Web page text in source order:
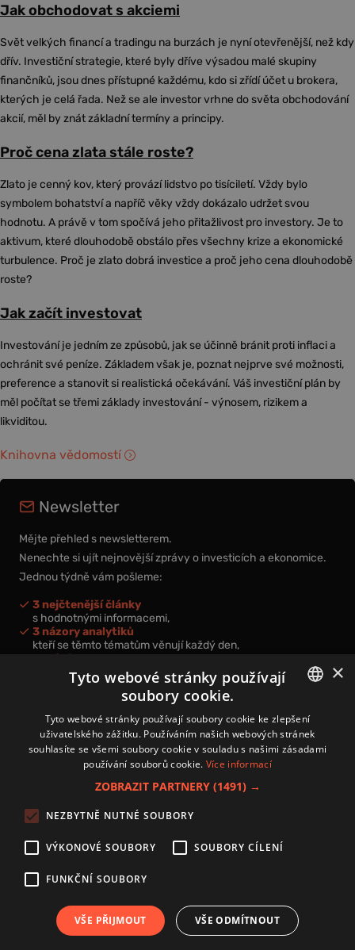
Jak obchodovat s akciemi
Svět velkých financí a tradingu na burzách je nyní otevřenější, než kdy
dřív. Investiční strategie, které byly dříve výsadou malé skupiny
finančníků, jsou dnes přístupné každému, kdo si zřídí účet u brokera,
kterých je celá řada. Než se ale investor vrhne do světa obchodování
akcií, měl by znát základní termíny a principy.
Proč cena zlata stále roste?
Zlato je cenný kov, který provází lidstvo po tisíciletí. Vždy bylo
symbolem bohatství a napříč věky vždy dokázalo udržet svou
hodnotu. A právě v tom spočívá jeho přitažlivost pro investory. Je to
aktivum, které dlouhodobě obstálo přes všechny krize a ekonomické
turbulence. Proč je zlato dobrá investice a proč jeho cena dlouhodobě
roste?
Jak začít investovat
Investování je jedním ze způsobů, jak se účinně bránit proti inflaci a
ochránit své peníze. Základem však je, poznat nejprve své možnosti,
preference a stanovit si realistická očekávání. Váš investiční plán by
měl počítat se třemi základy investování - výnosem, rizikem a
likviditou.
Knihovna vědomostí
Newsletter
Mějte přehled s newsletterem.
Nenechte si ujít nejnovější zprávy o investicích a ekonomice.
Jednou týdně vám pošleme:
3 nejčtenější články
s hodnotnými informacemi,
3 názory analytiků
kteří se těmto tématům věnují každý den,
nová videa a podcasty
k prohloubení vašich znalostí.
Přihlášením k newsletteru vyjadřujete svůj souhlas spodmínkami
zpracování osobních údajů.
Zásady používání souborů cookies
Autoři
Nastavení cookies
CZECH
×
Tyto webové stránky používají
soubory cookie.
Tyto webové stránky používají soubory cookie ke zlepšení
uživatelského zážitku. Používáním našich webových stránek
souhlasíte se všemi soubory cookie v souladu s našimi zásadami
používání souborů cookie. Více informací
ZOBRAZIT PARTNERY (1491) →
NEZBYTNĚ NUTNÉ SOUBORY
VÝKONOVÉ SOUBORY SOUBORY CÍLENÍ
FUNKČNÍ SOUBORY
VŠE PŘIJMOUT VŠE ODMÍTNOUT